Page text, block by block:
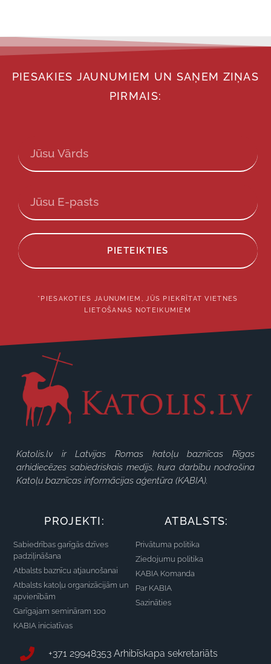
PIESAKIES JAUNUMIEM UN SAŅEM ZIŅAS
PIRMAIS:
PIETEIKTIES
*PIESAKOTIES JAUNUMIEM, JŪS PIEKRĪTAT VIETNES
LIETOŠANAS NOTEIKUMIEM
Katolis.lv ir Latvijas Romas katoļu baznīcas Rīgas
arhidiecēzes sabiedriskais medijs, kura darbību nodrošina
Katoļu baznīcas informācijas aģentūra (KABIA).
PROJEKTI:
Sabiedrības garīgās dzīves
padziļināšana
Atbalsts baznīcu atjaunošanai
Atbalsts katoļu organizācijām un
apvienībām
Garīgajam semināram 100
KABIA iniciatīvas
ATBALSTS:
Privātuma politika
Ziedojumu politika
KABIA Komanda
Par KABIA
Sazināties
+371 29948353 Arhibīskapa sekretariāts